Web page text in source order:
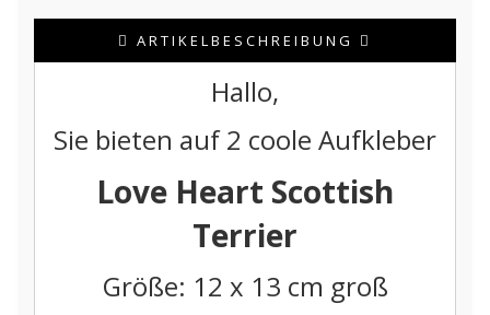
ARTIKELBESCHREIBUNG
Hallo,
Sie bieten auf 2 coole Aufkleber
Love Heart Scottish
Terrier
Größe: 12 x 13 cm groß